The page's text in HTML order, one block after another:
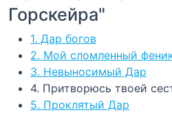
Горскейра"
1. Дар богов
2. Мой сломленный
3. Невыносимый Дар
4. Притворюсь твоей
5. Проклятый Дар